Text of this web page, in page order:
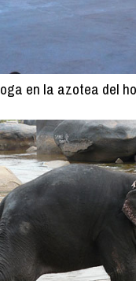
en la azotea del